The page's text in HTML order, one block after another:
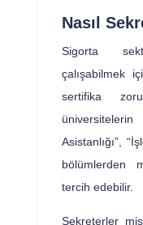
Nasıl
Sigorta
çalışabilmek
sertifika
Asistanlığı”,
bölümlerden
tercih edebilir.
Sekreterler